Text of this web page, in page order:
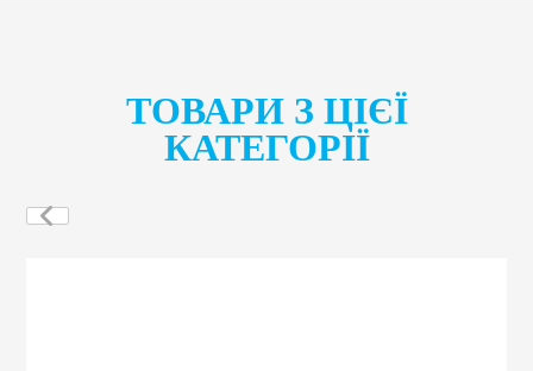
ТОВАРИ З ЦІЄЇ
КАТЕГОРІЇ